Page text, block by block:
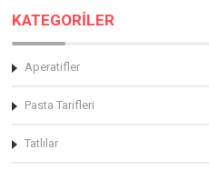
KATEGORİLER
Aperatifler
Pasta Tarifleri
Tatlılar